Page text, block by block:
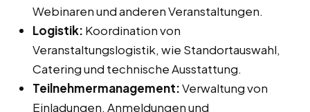
Webinaren und anderen Veranstaltungen.
Logistik: Koordination von
Veranstaltungslogistik, wie Standortauswahl,
Catering und technische Ausstattung.
Teilnehmermanagement:Verwaltung von
Einladungen, Anmeldungen und